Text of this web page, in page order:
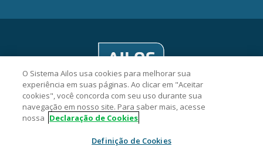
Cooperativa de Crédito Evolua - CNPJ 10.311.218/0001-10
O Sistema Ailos usa cookies para melhorar sua
experiência em suas páginas. Ao clicar em "Aceitar
cookies", você concorda com seu uso durante sua
navegação em nosso site. Para saber mais, acesse
nossa Declaração de Cookies
Definição de Cookies